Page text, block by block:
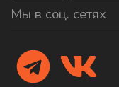
Мы в соц. сетях